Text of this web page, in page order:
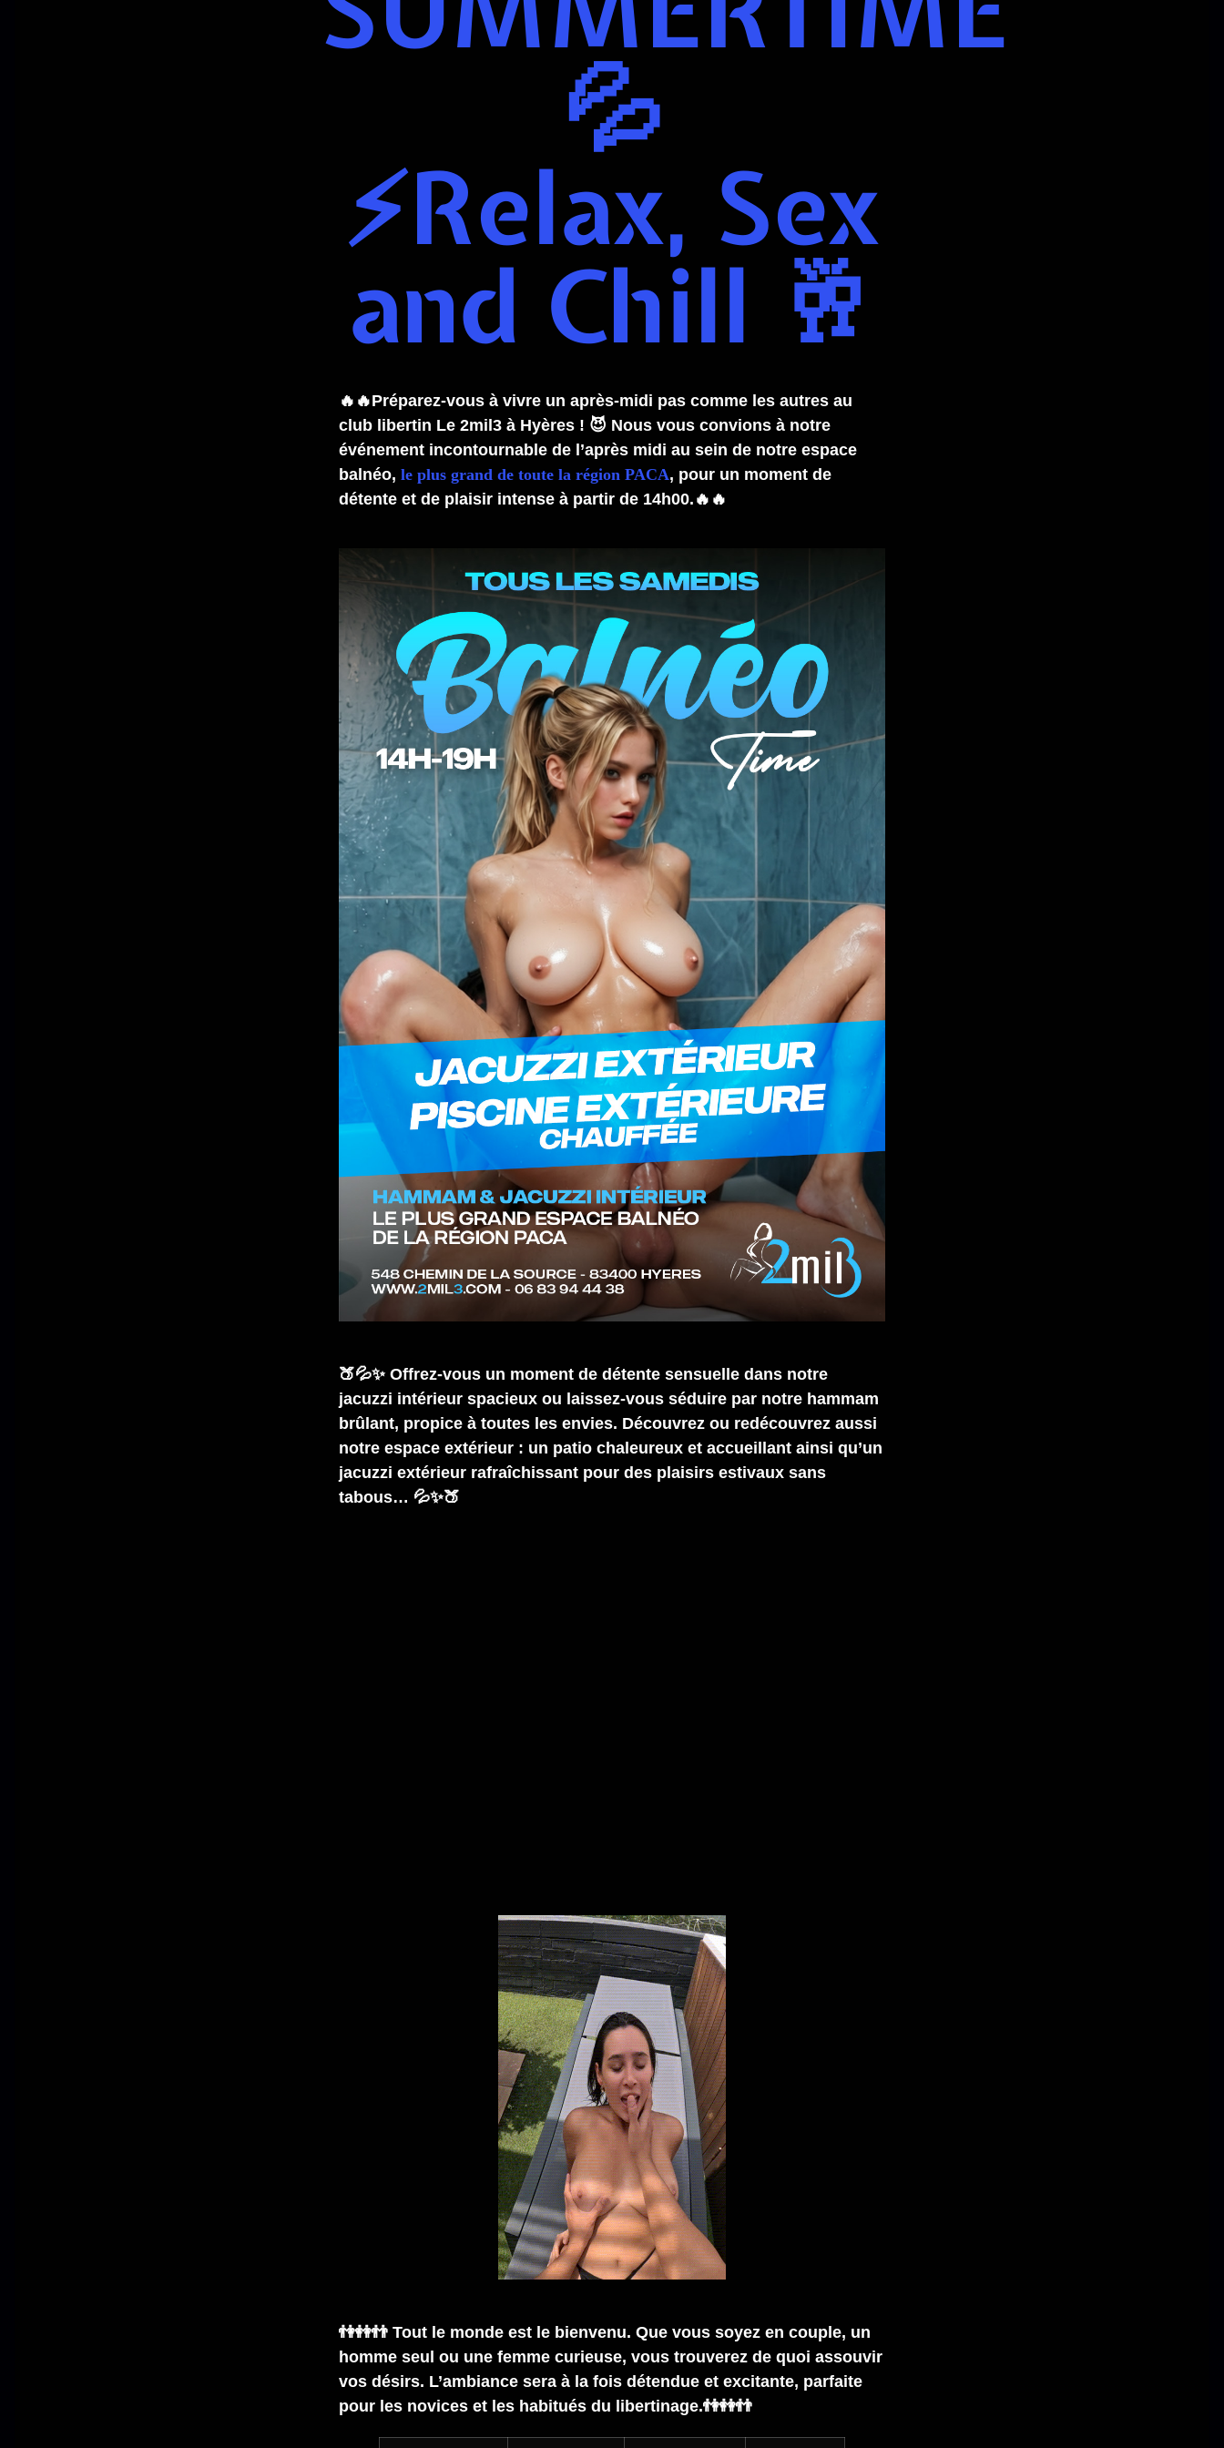
💦
⚡Relax, Sex
and Chill 🥂
🔥🔥Préparez-vous à vivre un après-midi pas comme les autres au
club libertin Le 2mil3 à Hyères ! 😈 Nous vous convions à notre
événement incontournable de l’après midi au sein de notre espace
balnéo, le plus grand de toute la région PACA, pour un moment de
détente et de plaisir intense à partir de 14h00.🔥🔥
🍑💦✨ Offrez-vous un moment de détente sensuelle dans notre
jacuzzi intérieur spacieux ou laissez-vous séduire par notre hammam
brûlant, propice à toutes les envies. Découvrez ou redécouvrez aussi
notre espace extérieur : un patio chaleureux et accueillant ainsi qu’un
jacuzzi extérieur rafraîchissant pour des plaisirs estivaux sans
tabous… 💦✨🍑
👫👭👬 Tout le monde est le bienvenu. Que vous soyez en couple, un
homme seul ou une femme curieuse, vous trouverez de quoi assouvir
vos désirs. L’ambiance sera à la fois détendue et excitante, parfaite
pour les novices et les habitués du libertinage.👫👭👬